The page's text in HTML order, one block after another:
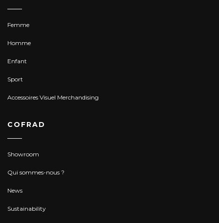
Femme
Homme
Enfant
Sport
Accessoires Visuel Merchandising
COFRAD
Showroom
Qui sommes-nous ?
News
Sustainability